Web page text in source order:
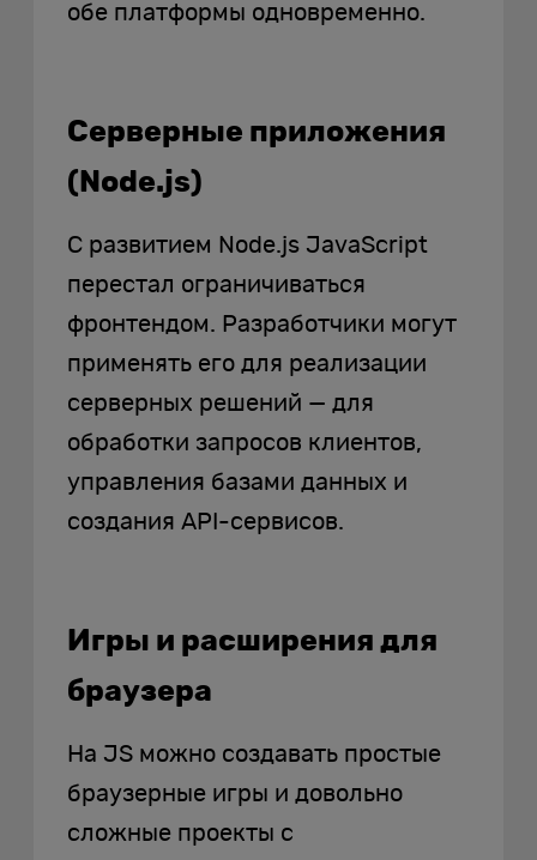
обе платформы одновременно.
Серверные приложения
(Node.js)
С развитием Node.js JavaScript
перестал ограничиваться
фронтендом. Разработчики могут
применять его для реализации
серверных решений — для
обработки запросов клиентов,
управления базами данных и
создания API-сервисов.
Игры и расширения для
браузера
На JS можно создавать простые
браузерные игры и довольно
сложные проекты с